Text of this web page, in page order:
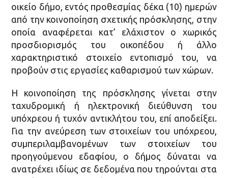
οικείο δήμο, εντός προθεσμίας δέκα (10) ημερών
από την κοινοποίηση σχετικής πρόσκλησης, στην
οποία αναφέρεται κατ’ ελάχιστον ο χωρικός
προσδιορισμός του οικοπέδου ή άλλο
χαρακτηριστικό στοιχείο εντοπισμό του, να
προβούν στις εργασίες καθαρισμού των χώρων.
Η κοινοποίηση της πρόσκλησης γίνεται στην
ταχυδρομική ή ηλεκτρονική διεύθυνση του
υπόχρεου ή τυχόν αντικλήτου του, επί αποδείξει.
Για την ανεύρεση των στοιχείων του υπόχρεου,
συμπεριλαμβανομένων των στοιχείων του
προηγούμενου εδαφίου, ο δήμος δύναται να
ανατρέχει ιδίως σε δεδομένα που τηρούνται στα